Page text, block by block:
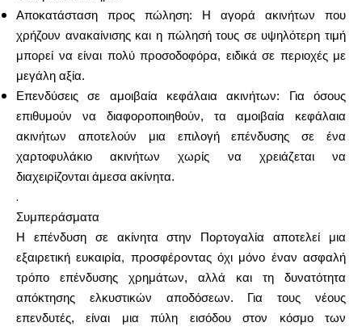
Αποκατάσταση προς πώληση: Η αγορά ακινήτων που
χρήζουν ανακαίνισης και η πώλησή τους σε υψηλότερη τιμή
μπορεί να είναι πολύ προσοδοφόρα, ειδικά σε περιοχές με
μεγάλη αξία.
Επενδύσεις σε αμοιβαία κεφάλαια ακινήτων: Για όσους
επιθυμούν να διαφοροποιηθούν, τα αμοιβαία κεφάλαια
ακινήτων αποτελούν μια επιλογή επένδυσης σε ένα
χαρτοφυλάκιο ακινήτων χωρίς να χρειάζεται να
διαχειρίζονται άμεσα ακίνητα.
.
Συμπεράσματα
Η επένδυση σε ακίνητα στην Πορτογαλία αποτελεί μια
εξαιρετική ευκαιρία, προσφέροντας όχι μόνο έναν ασφαλή
τρόπο επένδυσης χρημάτων, αλλά και τη δυνατότητα
απόκτησης ελκυστικών αποδόσεων. Για τους νέους
επενδυτές, είναι μια πύλη εισόδου στον κόσμο των